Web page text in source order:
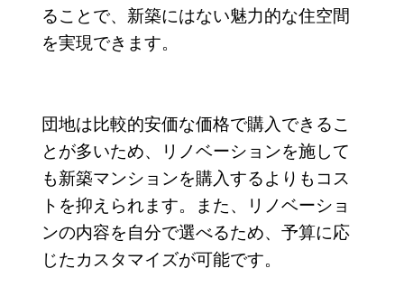
ることで、新築にはない魅力的な住空間
を実現できます。
団地は比較的安価な価格で購入できるこ
とが多いため、リノベーションを施して
も新築マンションを購入するよりもコス
トを抑えられます。また、リノベーショ
ンの内容を自分で選べるため、予算に応
じたカスタマイズが可能です。